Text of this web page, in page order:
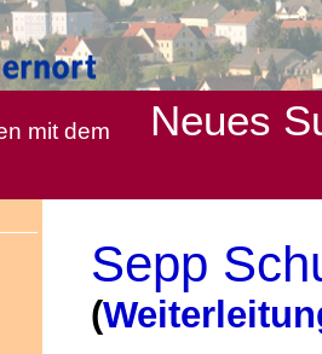
mit dem
Neues
Sepp
(